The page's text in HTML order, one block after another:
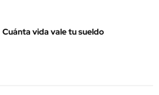
Cuánta vida vale tu sueldo